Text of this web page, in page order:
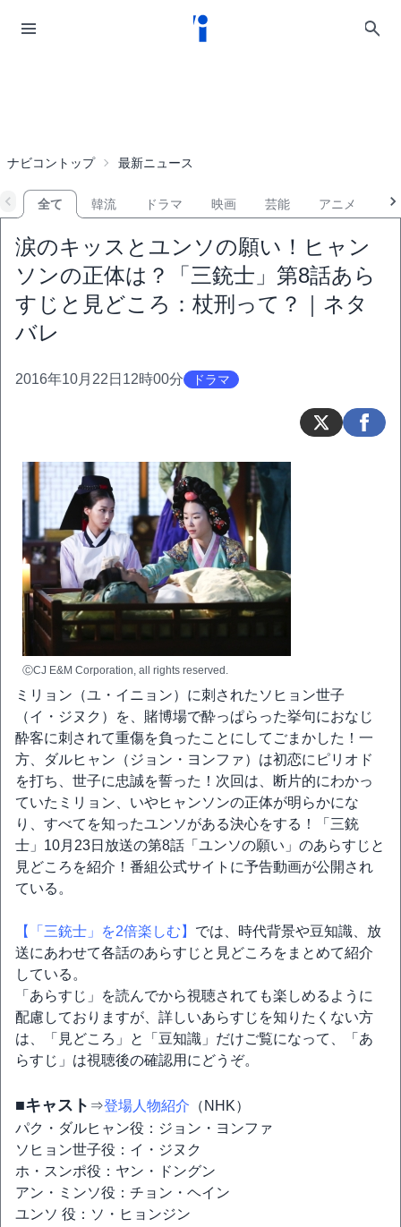
ナビコントップ 最新ニュース
全て 韓流 ドラマ 映画 芸能 アニメ
涙のキッスとユンソの願い！ヒャン
ソンの正体は？「三銃士」第8話あら
すじと見どころ：杖刑って？｜ネタ
バレ
2016年10月22日12時00分 ドラマ
ⒸCJ E&M Corporation, all rights reserved.
ミリョン（ユ・イニョン）に刺されたソヒョン世子
（イ・ジヌク）を、賭博場で酔っぱらった挙句におなじ
酔客に刺されて重傷を負ったことにしてごまかした！一
方、ダルヒャン（ジョン・ヨンファ）は初恋にピリオド
を打ち、世子に忠誠を誓った！次回は、断片的にわかっ
ていたミリョン、いやヒャンソンの正体が明らかにな
り、すべてを知ったユンソがある決心をする！「三銃
士」10月23日放送の第8話「ユンソの願い」のあらすじと
見どころを紹介！番組公式サイトに予告動画が公開され
ている。
【「三銃士」を2倍楽しむ】 では、時代背景や豆知識、放
送にあわせて各話のあらすじと見どころをまとめて紹介
している。
「あらすじ」を読んでから視聴されても楽しめるように
配慮しておりますが、詳しいあらすじを知りたくない方
は、「見どころ」と「豆知識」だけご覧になって、「あ
らすじ」は視聴後の確認用にどうぞ。
■キャスト ⇒登場人物紹介 （NHK）
パク・ダルヒャン役：ジョン・ヨンファ
ソヒョン世子役：イ・ジヌク
ホ・スンポ役：ヤン・ドングン
アン・ミンソ役：チョン・ヘイン
ユンソ 役：ソ・ヒョンジン